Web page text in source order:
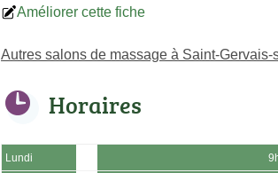
Améliorer cette fiche
Autres salons de massage à Saint-Gervais-
Horaires
Lundi